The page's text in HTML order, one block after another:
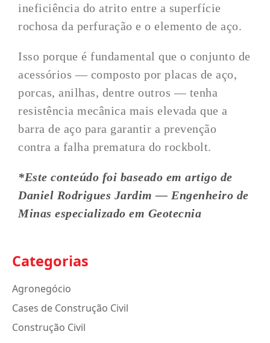
ineficiência do atrito entre a superfície
rochosa da perfuração e o elemento de aço.
Isso porque é fundamental que o conjunto de
acessórios — composto por placas de aço,
porcas, anilhas, dentre outros — tenha
resistência mecânica mais elevada que a
barra de aço para garantir a prevenção
contra a falha prematura do rockbolt.
*Este conteúdo foi baseado em artigo de
Daniel Rodrigues Jardim — Engenheiro de
Minas especializado em Geotecnia
Categorias
Agronegócio
Cases de Construção Civil
Construção Civil